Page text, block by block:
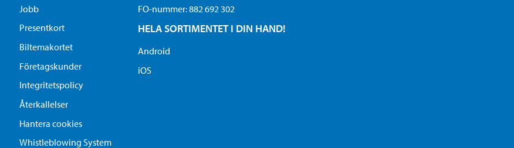
Jobb
Presentkort
Biltemakortet
Företagskunder
Integritetspolicy
Återkallelser
Hantera cookies
Whistleblowing System
FO-nummer:​ 882 692 302
HELA SORTIMENTET I DIN HAND!
Android
iOS